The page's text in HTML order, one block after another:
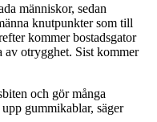
människor, sedan
knutpunkter som till
kommer bostadsgator
av otrygghet. Sist kommer
och gör många
gummikablar, säger